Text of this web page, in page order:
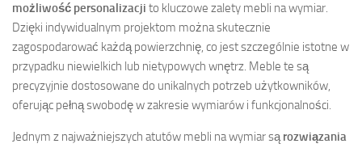
możliwość personalizacji to kluczowe zalety mebli na wymiar.
Dzięki indywidualnym projektom można skutecznie
zagospodarować każdą powierzchnię, co jest szczególnie istotne w
przypadku niewielkich lub nietypowych wnętrz. Meble te są
precyzyjnie dostosowane do unikalnych potrzeb użytkowników,
oferując pełną swobodę w zakresie wymiarów i funkcjonalności.
Jednym z najważniejszych atutów mebli na wymiar sąrozwiązania